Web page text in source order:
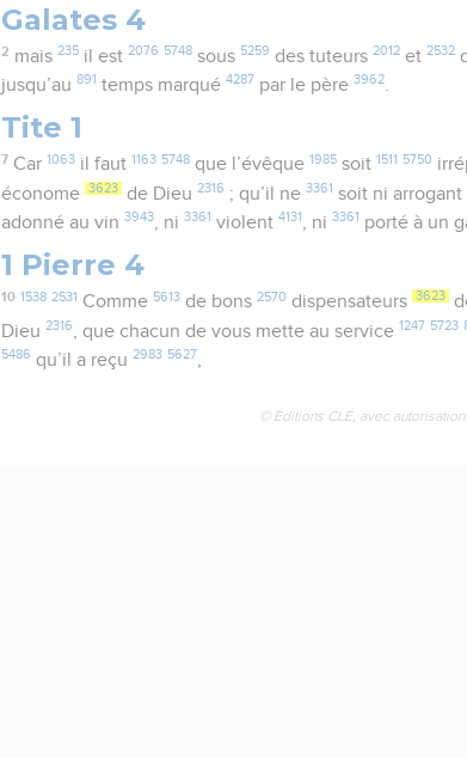
Galates 4
2 mais 235il est 2076 5748sous 5259 des tuteurs 2012et 2532
jusqu’au891 temps marqué4287 par le père3962.
Tite 1
7 Car 1063il faut 1163 5748que l’évêque 1985soit 1511 5750
économe 3623 de Dieu2316 ; qu’il ne3361 soit ni arrogant
adonné au vin3943, ni3361 violent4131 , ni3361 porté à un
1 Pierre 4
10 1538 2531 Comme 5613de bons 2570 dispensateurs 3623
Dieu2316 , que chacun de vous mette au service 1247 5723
5486 qu’il a reçu2983 5627,
© Éditions CLÉ, avec autorisation